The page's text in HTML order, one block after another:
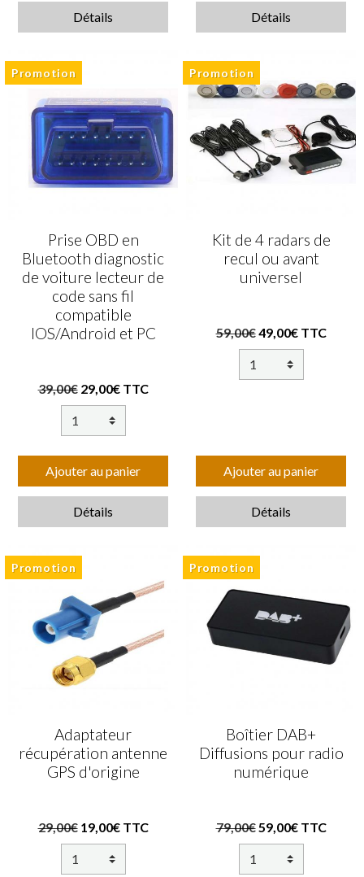
Détails Détails
Promotion
Prise OBD en
Bluetooth diagnostic
de voiture lecteur de
code sans fil
compatible
IOS/Android et PC
39,00€ 29,00€ TTC
Ajouter au panier
Détails
Promotion
Kit de 4 radars de
recul ou avant
universel
59,00€49,00€ TTC
Ajouter au panier
Détails
Promotion
Adaptateur
récupération antenne
GPS d'origine
29,00€ 19,00€ TTC
Promotion
Boîtier DAB+
Diffusions pour radio
numérique
79,00€59,00€ TTC